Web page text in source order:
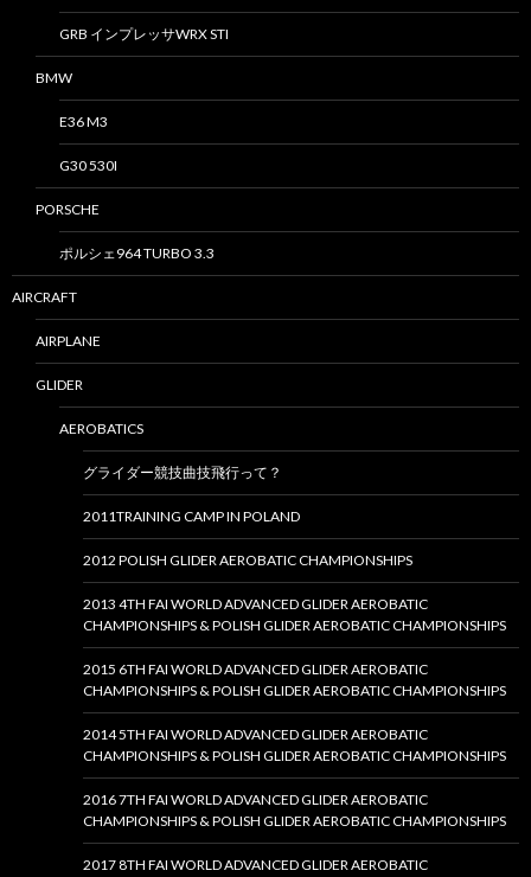
GRB インプレッサWRX STI
BMW
E36 M3
G30 530I
PORSCHE
ポルシェ964 TURBO 3.3
AIRCRAFT
AIRPLANE
GLIDER
AEROBATICS
グライダー競技曲技飛行って？
2011TRAINING CAMP IN POLAND
2012 POLISH GLIDER AEROBATIC CHAMPIONSHIPS
2013 4TH FAI WORLD ADVANCED GLIDER AEROBATIC
CHAMPIONSHIPS & POLISH GLIDER AEROBATIC CHAMPIONSHIPS
2015 6TH FAI WORLD ADVANCED GLIDER AEROBATIC
CHAMPIONSHIPS & POLISH GLIDER AEROBATIC CHAMPIONSHIPS
2014 5TH FAI WORLD ADVANCED GLIDER AEROBATIC
CHAMPIONSHIPS & POLISH GLIDER AEROBATIC CHAMPIONSHIPS
2016 7TH FAI WORLD ADVANCED GLIDER AEROBATIC
CHAMPIONSHIPS & POLISH GLIDER AEROBATIC CHAMPIONSHIPS
2017 8TH FAI WORLD ADVANCED GLIDER AEROBATIC